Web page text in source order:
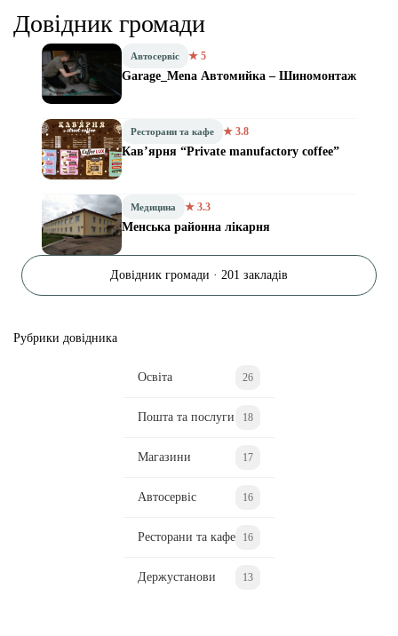
Довідник громади
Автосервіс ★ 5
Garage_Mena Автомийка – Шиномонтаж
Ресторани та кафе ★ 3.8
Кав’ярня “Private manufactory coffee”
Медицина ★ 3.3
Менська районна лікарня
Довідник громади · 201 закладів
Рубрики довідника
Освіта 26
Пошта та послуги 18
Магазини 17
Автосервіс 16
Ресторани та кафе 16
Держустанови 13